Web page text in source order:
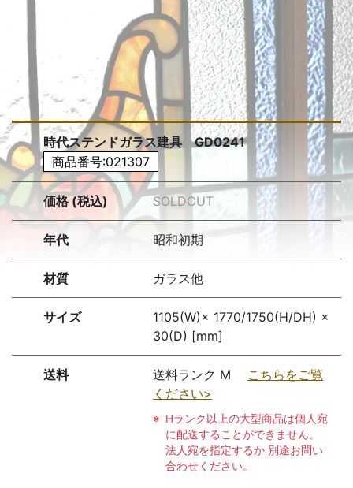
時代ステンドガラス建具 GD0241
商品番号:021307
価格 (税込) SOLDOUT
年代 昭和初期
材質 ガラス他
サイズ
1105(W)× 1770/1750(H/DH) ×
30(D) [mm]
送料 送料ランク M こちらをご覧
ください>
Hランク以上の大型商品は個人宛
に配送することができません。
法人宛を指定するか 別途お問い
合わせください。